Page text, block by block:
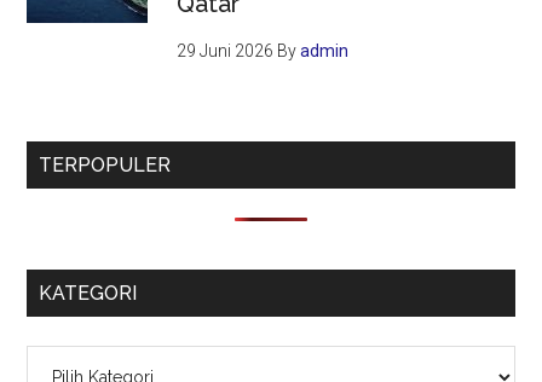
29 Juni 2026 Byadmin
TERPOPULER
KATEGORI